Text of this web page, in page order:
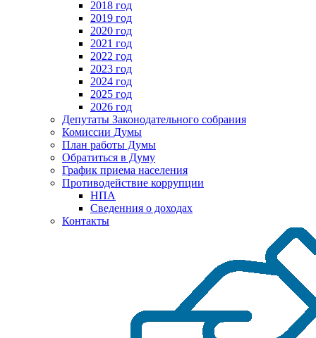
2018 год
2019 год
2020 год
2021 год
2022 год
2023 год
2024 год
2025 год
2026 год
Депутаты Законодательного собрания
Комиссии Думы
План работы Думы
Обратиться в Думу
График приема населения
Противодействие коррупции
НПА
Сведенния о доходах
Контакты